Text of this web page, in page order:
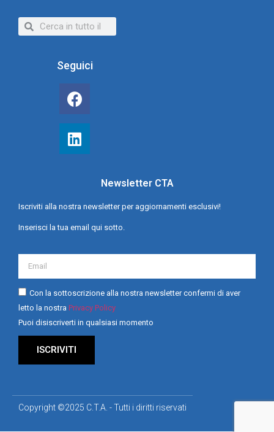
Seguici
Newsletter CTA
Iscriviti alla nostra newsletter per aggiornamenti esclusivi!
Inserisci la tua email qui sotto.
Con la sottoscrizione alla nostra newsletter confermi di aver
letto la nostra Privacy Policy
Puoi disiscriverti in qualsiasi momento
ISCRIVITI
Copyright ©2025 C.T.A. - Tutti i diritti riservati